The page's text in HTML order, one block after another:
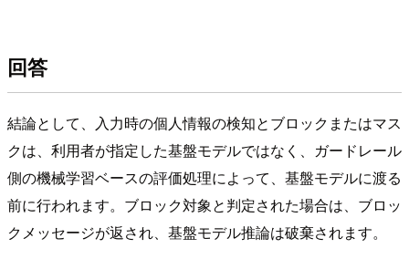
回答
結論として、入力時の個人情報の検知とブロックまたはマス
クは、利用者が指定した基盤モデルではなく、ガードレール
側の機械学習ベースの評価処理によって、基盤モデルに渡る
前に行われます。ブロック対象と判定された場合は、ブロッ
クメッセージが返され、基盤モデル推論は破棄されます。